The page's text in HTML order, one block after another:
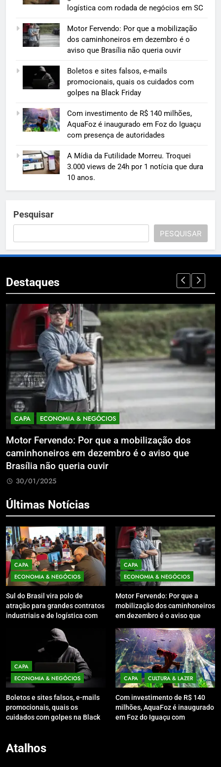
logística com rodada de negócios em SC
Motor Fervendo: Por que a mobilização
dos caminhoneiros em dezembro é o
aviso que Brasília não queria ouvir
Boletos e sites falsos, e-mails
promocionais, quais os cuidados com
golpes na Black Friday
Com investimento de R$ 140 milhões,
AquaFoz é inaugurado em Foz do Iguaçu
com presença de autoridades
A Mídia da Futilidade Morreu. Troquei
3.000 views de 24h por 1 notícia que dura
10 anos.
Pesquisar
PESQUISAR
Destaques
CAPA ECONOMIA & NEGÓCIOS
Motor Fervendo: Por que a mobilização dos
caminhoneiros em dezembro é o aviso que
Brasília não queria ouvir
30/01/2025
Últimas Notícias
CAPA
ECONOMIA & NEGÓCIOS
Sul do Brasil vira polo de
atração para grandes contratos
industriais e de logística com
CAPA
ECONOMIA & NEGÓCIOS
Motor Fervendo: Por que a
mobilização dos caminhoneiros
em dezembro é o aviso que
CAPA
ECONOMIA & NEGÓCIOS
Boletos e sites falsos, e-mails
promocionais, quais os
cuidados com golpes na Black
CAPA CULTURA & LAZER
Com investimento de R$ 140
milhões, AquaFoz é inaugurado
em Foz do Iguaçu com
Atalhos